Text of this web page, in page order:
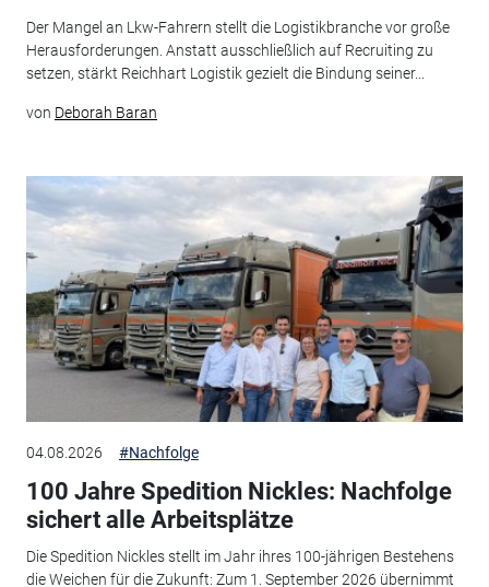
Der Mangel an Lkw-Fahrern stellt die Logistikbranche vor große
Herausforderungen. Anstatt ausschließlich auf Recruiting zu
setzen, stärkt Reichhart Logistik gezielt die Bindung seiner...
von Deborah Baran
04.08.2026 #Nachfolge
100 Jahre Spedition Nickles: Nachfolge
sichert alle Arbeitsplätze
Die Spedition Nickles stellt im Jahr ihres 100-jährigen Bestehens
die Weichen für die Zukunft: Zum 1. September 2026 übernimmt